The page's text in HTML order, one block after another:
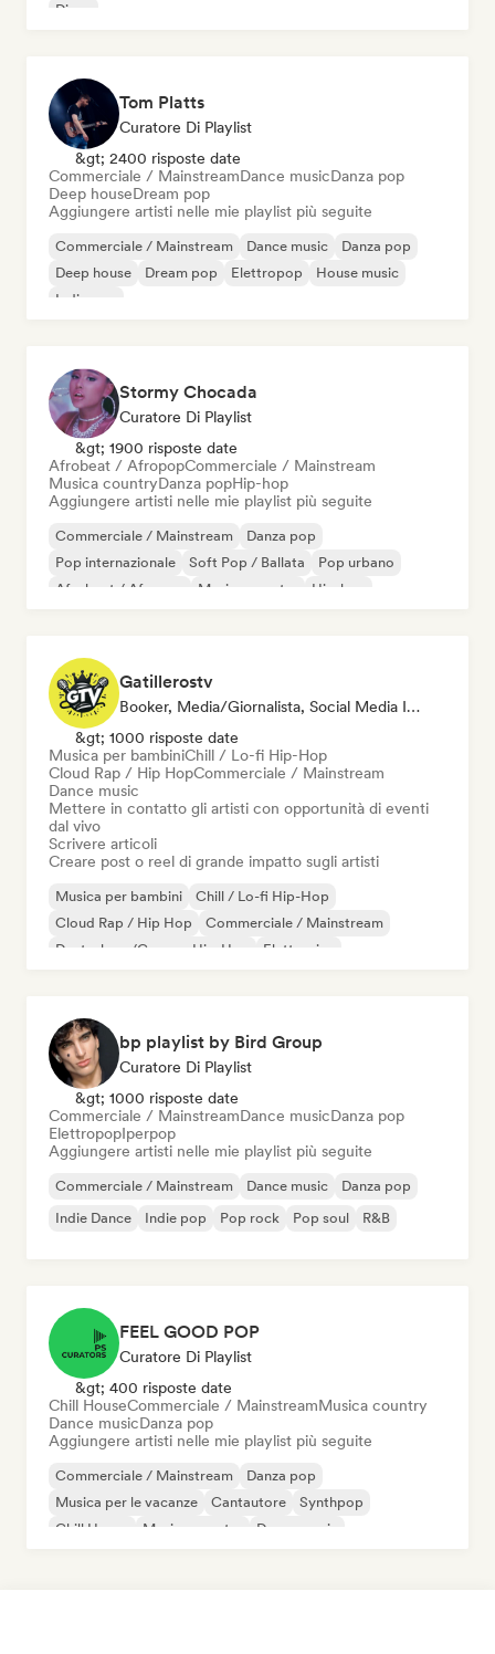
Disco
Tom Platts
Curatore Di Playlist
&gt; 2400 risposte date
Commerciale / MainstreamDance musicDanza pop
Deep houseDream pop
Aggiungere artisti nelle mie playlist più seguite
Commerciale / Mainstream Dance music
Danza pop
Deep house
Dream pop Elettropop
House music
Indie pop
Stormy Chocada
Curatore Di Playlist
&gt; 1900 risposte date
Afrobeat / AfropopCommerciale / Mainstream
Musica countryDanza popHip-hop
Aggiungere artisti nelle mie playlist più seguite
Commerciale / Mainstream
Danza pop
Pop internazionale
Soft Pop / Ballata
Pop urbano
Afrobeat / Afropop
Musica country Hip-hop
Gatillerostv
Booker, Media/Giornalista, Social Media Influencer
&gt; 1000 risposte date
Musica per bambiniChill / Lo-fi Hip-Hop
Cloud Rap / Hip HopCommerciale / Mainstream
Dance music
Mettere in contatto gli artisti con opportunità di eventi
dal vivo
Scrivere articoli
Creare post o reel di grande impatto sugli artisti
Musica per bambini
Chill / Lo-fi Hip-Hop
Cloud Rap / Hip Hop
Commerciale / Mainstream
Deutschrap/German Hip-Hop
Elettronica
bp playlist by Bird Group
Curatore Di Playlist
&gt; 1000 risposte date
Commerciale / MainstreamDance musicDanza pop
ElettropopIperpop
Aggiungere artisti nelle mie playlist più seguite
Commerciale / Mainstream Dance music
Danza pop
Indie Dance
Indie pop Pop rock Pop soul R&B
FEEL GOOD POP
Curatore Di Playlist
&gt; 400 risposte date
Chill HouseCommerciale / MainstreamMusica country
Dance musicDanza pop
Aggiungere artisti nelle mie playlist più seguite
Commerciale / Mainstream
Danza pop
Musica per le vacanze
Cantautore
Synthpop
Chill House
Musica country Dance music